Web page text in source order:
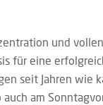
und
für eine
seit Jahren wie
am